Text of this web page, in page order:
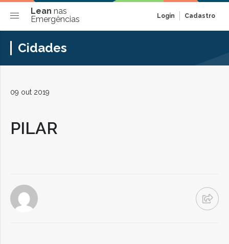
Lean nas
Emergências
Login Cadastro
Cidades
09 out 2019
PILAR